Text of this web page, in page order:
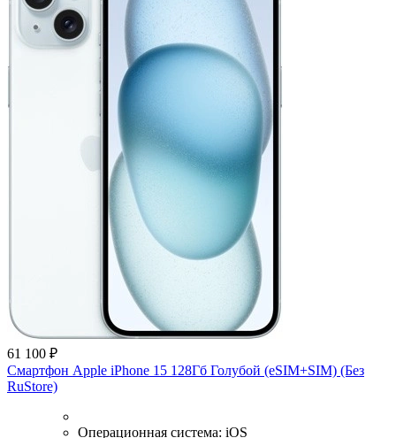
61 100 ₽
Смартфон Apple iPhone 15 128Гб Голубой (eSIM+SIM) (Без
RuStore)
Операционная система: iOS